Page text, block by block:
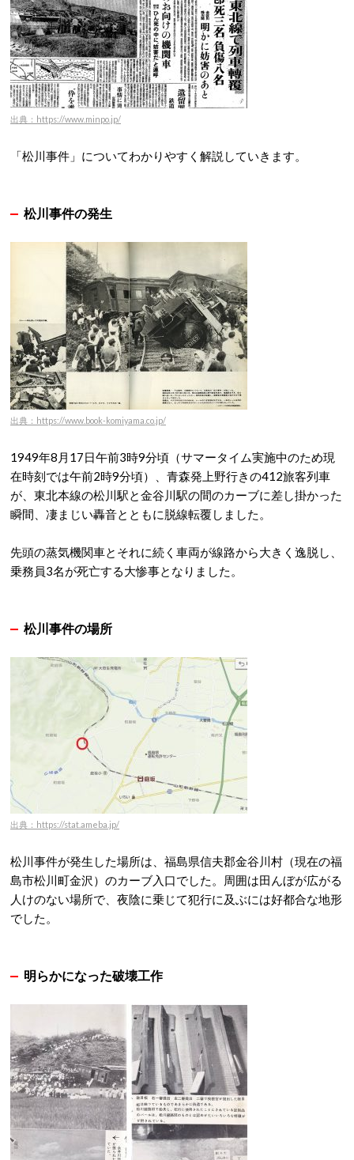
出典：https://www.minpo.jp/
「松川事件」についてわかりやすく解説していきます。
松川事件の発生
出典：https://www.book-komiyama.co.jp/
1949年8月17日午前3時9分頃（サマータイム実施中のため現
在時刻では午前2時9分頃）、青森発上野行きの412旅客列車
が、東北本線の松川駅と金谷川駅の間のカーブに差し掛かった
瞬間、凄まじい轟音とともに脱線転覆しました。
先頭の蒸気機関車とそれに続く車両が線路から大きく逸脱し、
乗務員3名が死亡する大惨事となりました。
松川事件の場所
出典：https://stat.ameba.jp/
松川事件が発生した場所は、 福島県信夫郡金谷川村（現在の福
島市松川町金沢）のカーブ入口でした。
周囲は田んぼが広がる
人けのない場所で、夜陰に乗じて犯行に及ぶには好都合な地形
でした。
明らかになった破壊工作